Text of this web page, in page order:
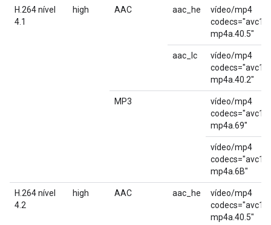
H.264 nível
4.1
high AAC aac_he
vídeo/mp4
mp4a.40.5"
aac_lc
vídeo/mp4
mp4a.40.2"
MP3
vídeo/mp4
mp4a.69"
vídeo/mp4
mp4a.6B"
H.264 nível
4.2
high AAC aac_he
vídeo/mp4
mp4a.40.5"